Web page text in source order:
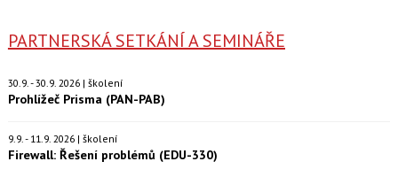
PARTNERSKÁ SETKÁNÍ A SEMINÁŘE
30.9. - 30.9. 2026 | školení
Prohlížeč Prisma (PAN-PAB)
9.9. - 11.9. 2026 | školení
Firewall: Řešení problémů (EDU-330)